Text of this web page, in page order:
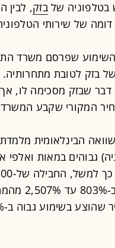
בטלפוניה שלבזק, לבין
של שירותי
שפרסם משרד
דבר שבזק מסכימה לו,
המקורי שקבע
גבוהים במאות ואלפי